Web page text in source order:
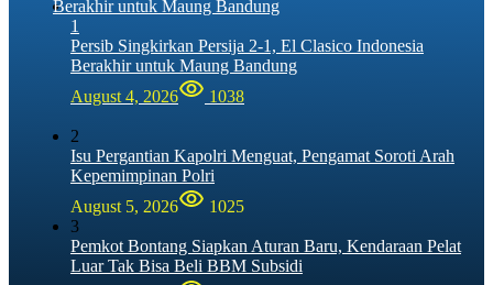
1
Persib Singkirkan Persija 2-1, El Clasico Indonesia
Berakhir untuk Maung Bandung
August 4, 2026
1038
2
Isu Pergantian Kapolri Menguat, Pengamat Soroti Arah
Kepemimpinan Polri
August 5, 2026
1025
3
Pemkot Bontang Siapkan Aturan Baru, Kendaraan Pelat
Luar Tak Bisa Beli BBM Subsidi